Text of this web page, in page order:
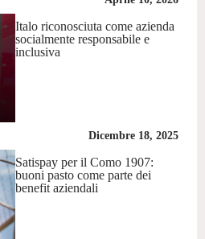
Italo riconosciuta come azienda
socialmente responsabile e
inclusiva
Dicembre 18, 2025
Satispay per il Como 1907:
buoni pasto come parte dei
benefit aziendali